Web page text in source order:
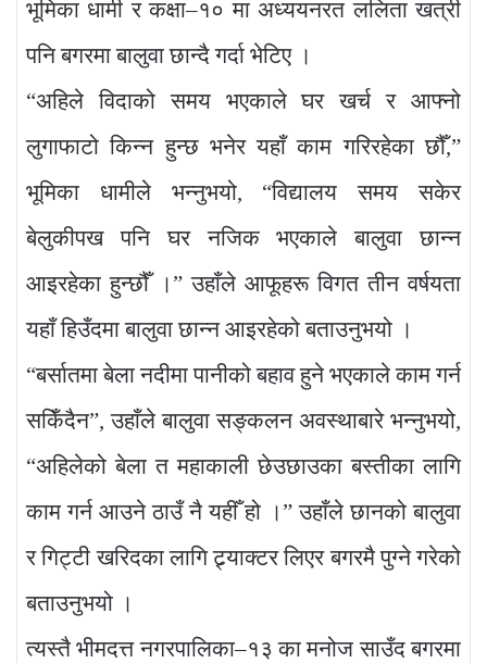
भूमिका धामी र कक्षा–१० मा अध्ययनरत ललिता खत्री
पनि बगरमा बालुवा छान्दै गर्दा भेटिए ।
“अहिले विदाको समय भएकाले घर खर्च र आफ्नो
लुगाफाटो किन्न हुन्छ भनेर यहाँ काम गरिरहेका छौँ,”
भूमिका धामीले भन्नुभयो, “विद्यालय समय सकेर
बेलुकीपख पनि घर नजिक भएकाले बालुवा छान्न
आइरहेका हुन्छौँ ।” उहाँले आफूहरू विगत तीन वर्षयता
यहाँ हिउँदमा बालुवा छान्न आइरहेको बताउनुभयो ।
“बर्सातमा बेला नदीमा पानीको बहाव हुने भएकाले काम गर्न
सकिँदैन”, उहाँले बालुवा सङ्कलन अवस्थाबारे भन्नुभयो,
“अहिलेको बेला त महाकाली छेउछाउका बस्तीका लागि
काम गर्न आउने ठाउँ नै यहीँ हो ।” उहाँले छानको बालुवा
र गिट्टी खरिदका लागि ट्र्याक्टर लिएर बगरमै पुग्ने गरेको
बताउनुभयो ।
त्यस्तै भीमदत्त नगरपालिका–१३ का मनोज साउँद बगरमा